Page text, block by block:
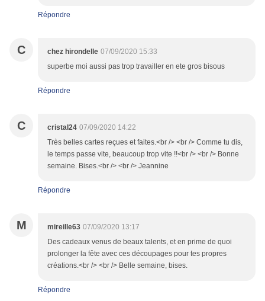
Répondre
C chez hirondelle 07/09/2020 15:33
superbe moi aussi pas trop travailler en ete gros bisous
Répondre
C cristal24 07/09/2020 14:22
Très belles cartes reçues et faites.<br /> <br /> Comme tu dis,
le temps passe vite, beaucoup trop vite !!<br /> <br /> Bonne
semaine. Bises.<br /> <br /> Jeannine
Répondre
M mireille63 07/09/2020 13:17
Des cadeaux venus de beaux talents, et en prime de quoi
prolonger la fête avec ces découpages pour tes propres
créations.<br /> <br /> Belle semaine, bises.
Répondre